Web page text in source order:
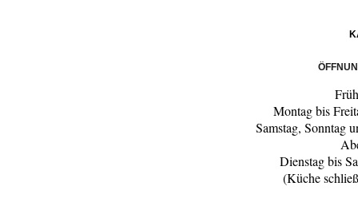
Montag bis
Samstag, Sonntag
Dienstag bis
(Küche